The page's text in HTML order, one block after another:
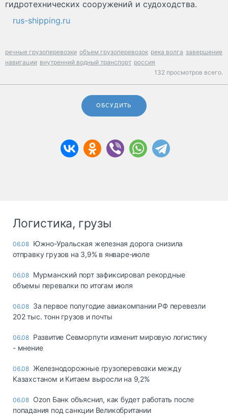
гидротехнических сооружений и судоходства.
rus-shipping.ru
речные грузоперевозки объем грузоперевозок река волга завершение
навигации внутренний водный транспорт россия
132 просмотров всего.
ОБСУДИТЬ
Логистика, грузы
06.08 Южно-Уральская железная дорога снизила
отправку грузов на 3,9% в январе-июле
06.08 Мурманский порт зафиксировал рекордные
объемы перевалки по итогам июля
06.08 За первое полугодие авиакомпании РФ перевезли
202 тыс. тонн грузов и почты
06.08 Развитие Севморпути изменит мировую логистику
- мнение
06.08 Железнодорожные грузоперевозки между
Казахстаном и Китаем выросли на 9,2%
06.08 Ozon Банк объяснил, как будет работать после
попадания под санкции Великобритании